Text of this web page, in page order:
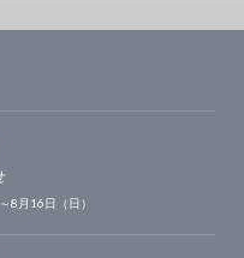
8月16日（日）